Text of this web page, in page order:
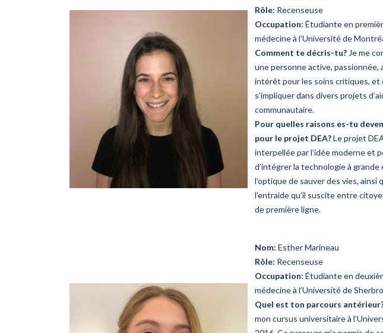
Rôle: Recenseuse
Occupation: Étudiante en
médecine à l’Université de
Comment te décris-tu? Je me
une personne active, passionnée,
intérêt pour les soins critiques, et
s’impliquer dans divers projets
communautaire.
Pour quelles raisons es-tu
pour le projet DEA?Le projet DEA
interpellée par l’idée moderne et
d’intégrer la technologie à grande
l’optique de sauver des vies, ainsi
l’entraide qu’il suscite entre
de première ligne.
Nom: Esther Marineau
Rôle: Recenseuse
Occupation: Étudiante en
médecine à l’Université de
Quel est ton parcours
mon cursus universitaire à